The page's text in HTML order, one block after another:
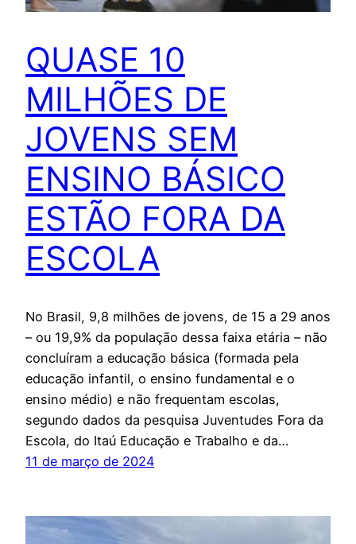
QUASE 10
MILHÕES DE
JOVENS SEM
ENSINO BÁSICO
ESTÃO FORA DA
ESCOLA
No Brasil, 9,8 milhões de jovens, de 15 a 29 anos
– ou 19,9% da população dessa faixa etária – não
concluíram a educação básica (formada pela
educação infantil, o ensino fundamental e o
ensino médio) e não frequentam escolas,
segundo dados da pesquisa Juventudes Fora da
Escola, do Itaú Educação e Trabalho e da…
11 de março de 2024